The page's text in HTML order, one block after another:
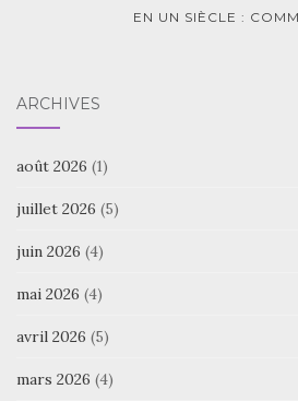
EN UN SIÈCLE :
ARCHIVES
août 2026 (1)
juillet 2026 (5)
juin 2026 (4)
mai 2026 (4)
avril 2026 (5)
mars 2026 (4)